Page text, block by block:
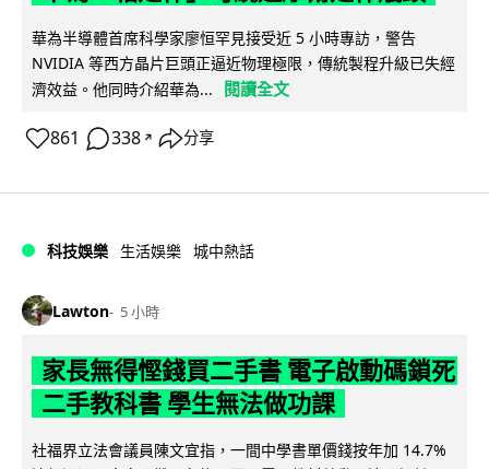
華為半導體首席科學家廖恒罕見接受近 5 小時專訪，警告
NVIDIA 等西方晶片巨頭正逼近物理極限，傳統製程升級已失經
濟效益。他同時介紹華為...
閱讀全文
861 338 ↗ 分享
科技娛樂 生活娛樂 城中熱話
Lawton 5 小時
家長無得慳錢買二手書 電子啟動碼鎖死
二手教科書 學生無法做功課
社福界立法會議員陳文宜指，一間中學書單價錢按年加 14.7%